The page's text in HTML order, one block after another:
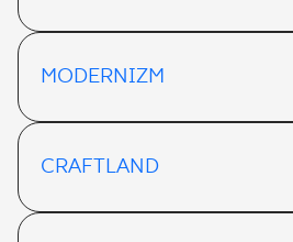
MODERNIZM
CRAFTLAND